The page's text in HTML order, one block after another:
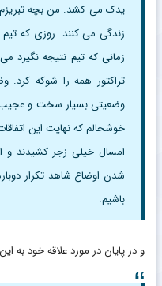
یدک می کشد. من بچه تبریزم
زندگی می کنند. روزی که
زمانی که تیم نتیجه نگیرد
تراکتور همه را شوکه کرد.
وضعیتی بسیار سخت و عجیب
خوشحالم که نهایت این
امسال خیلی زجر کشیدند و
شدن اوضاع شاهد تکرار
باشیم.
و در پایان در مورد علاقه خود به